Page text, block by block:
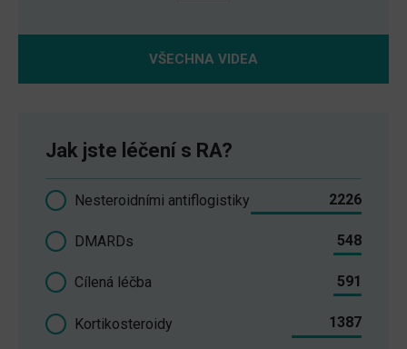
VŠECHNA VIDEA
Jak jste léčení s RA?
Nesteroidními antiflogistiky 2226
DMARDs 548
Cílená léčba 591
Kortikosteroidy 1387